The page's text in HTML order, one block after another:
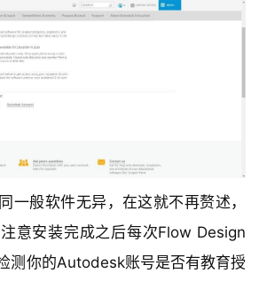
一般软件无异，在这就不再赘述，
意安装完成之后每次Flow Design
测你的Autodesk账号是否有教育授